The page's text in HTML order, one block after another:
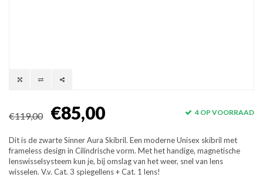
€119,00 €85,00 4 OP VOORRAAD
Dit is de zwarte Sinner Aura Skibril. Een moderne Unisex skibril met
frameless design in Cilindrische vorm. Met het handige, magnetische
lenswisselsysteem kun je, bij omslag van het weer, snel van lens
wisselen. V.v. Cat. 3 spiegellens + Cat. 1 lens!